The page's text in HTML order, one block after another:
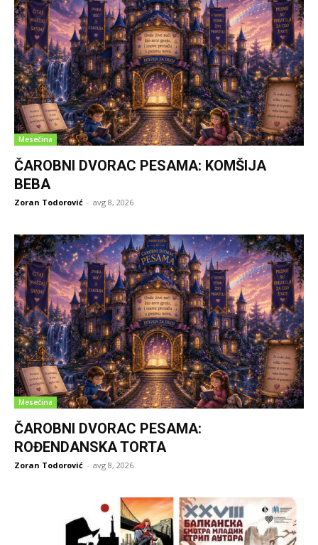
Mesečina
ČAROBNI DVORAC PESAMA: KOMŠIJA
BEBA
Zoran Todorović - avg 8, 2026
Mesečina
ČAROBNI DVORAC PESAMA:
ROĐENDANSKA TORTA
Zoran Todorović - avg 8, 2026